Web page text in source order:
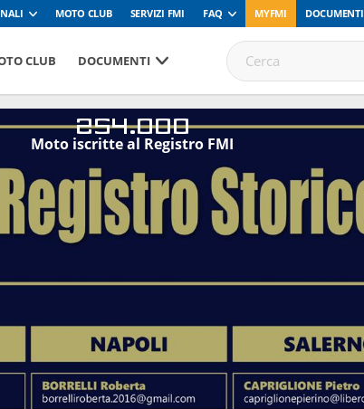
MOTO CLUB SERVIZI FMI FAQ MYFMI DOCUMENTI
CLUB DOCUMENTI
254.000
Moto iscritte al Registro FMI